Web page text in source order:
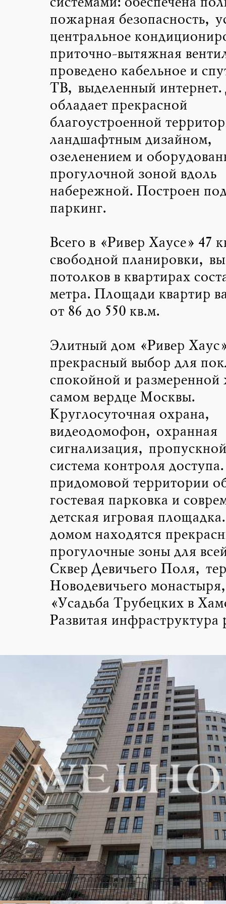
системами: обеспечена
пожарная безопасность,
центральное
приточно-вытяжная
проведено кабельное и
ТВ, выделенный
обладает прекрасной
благоустроенной
ландшафтным дизайном,
озеленением и
прогулочной зоной вдоль
набережной. Построен
паркинг.
Всего в «Ривер Хаусе» 47
свободной планировки,
потолков в квартирах
метра. Площади квартир
от 86 до 550 кв.м.
Элитный дом «Ривер
прекрасный выбор для
спокойной и размеренной
самом вердце Москвы.
Круглосуточная охрана,
видеодомофон, охранная
сигнализация,
система контроля
придомовой территории
гостевая парковка и
детская игровая
домом находятся
прогулочные зоны для
Сквер Девичьего Поля,
Новодевичьего
«Усадьба Трубецких в
Развитая инфраструктура